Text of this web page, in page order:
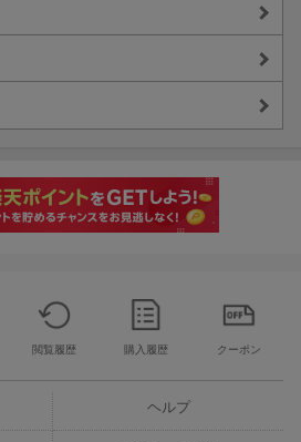
閲覧履歴 購入履歴 クーポン
ヘルプ